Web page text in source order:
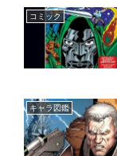
コミック
キャラ図鑑